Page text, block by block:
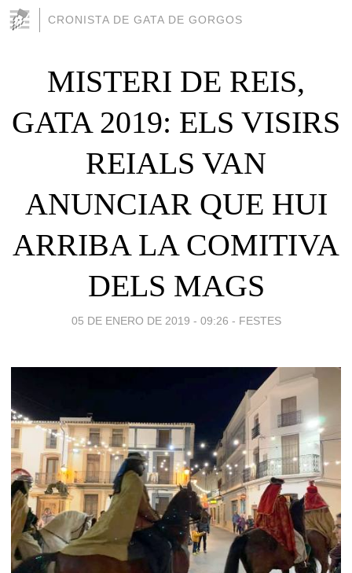
CRONISTA DE GATA DE GORGOS
MISTERI DE REIS,
GATA 2019: ELS VISIRS
REIALS VAN
ANUNCIAR QUE HUI
ARRIBA LA COMITIVA
DELS MAGS
05 DE ENERO DE 2019 - 09:26 - FESTES